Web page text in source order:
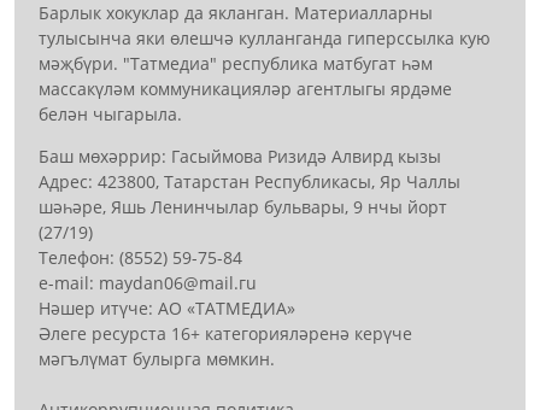
Барлык хокуклар да якланган. Материалларны
тулысынча яки өлешчә кулланганда гиперссылка кую
мәҗбүри. "Татмедиа" республика матбугат һәм
массакүләм коммуникацияләр агентлыгы ярдәме
белән чыгарыла.
Баш мөхәррир: Гасыймова Ризидә Алвирд кызы
Адрес: 423800, Татарстан Республикасы, Яр Чаллы
шәһәре, Яшь Ленинчылар бульвары, 9 нчы йорт
(27/19)
Телефон: (8552) 59-75-84
е-mail: mауdаn06@mail.гu
Нәшер итүче: АО «ТАТМЕДИА»
Әлеге ресурста 16+ категорияләренә керүче
мәгълүмат булырга мөмкин.